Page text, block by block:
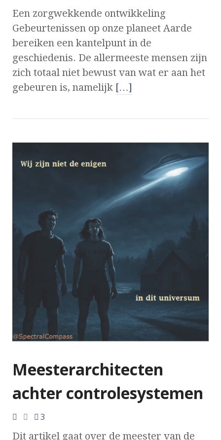
Een zorgwekkende ontwikkeling
Gebeurtenissen op onze planeet Aarde
bereiken een kantelpunt in de
geschiedenis. De allermeeste mensen zijn
zich totaal niet bewust van wat er aan het
gebeuren is, namelijk […]
Meesterarchitecten
achter controlesystemen
3
Dit artikel gaat over de meester van de